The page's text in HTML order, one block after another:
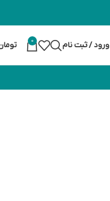
ورود / ثبت نام 0